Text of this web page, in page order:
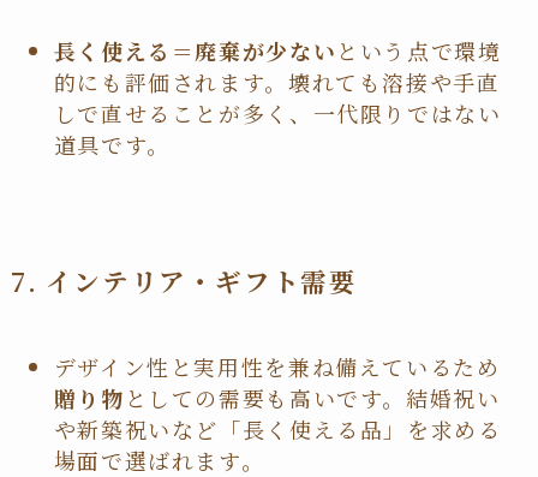
長く使える＝廃棄が少ない という点で環境
的にも評価されます。壊れても溶接や手直
しで直せることが多く、一代限りではない
道具です。
7. インテリア・ギフト需要
デザイン性と実用性を兼ね備えているため
贈り物 としての需要も高いです。結婚祝い
や新築祝いなど「長く使える品」を求める
場面で選ばれます。